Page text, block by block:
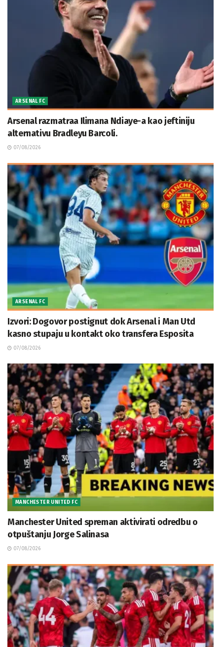
ARSENAL FC
Arsenal razmatraa Ilimana Ndiaye-a kao jeftiniju
alternativu Bradleyu Barcoli.
07/08/2026
ARSENAL FC
Izvori: Dogovor postignut dok Arsenal i Man Utd
kasno stupaju u kontakt oko transfera Esposita
07/08/2026
MANCHESTER UNITED FC
Manchester United spreman aktivirati odredbu o
otpuštanju Jorge Salinasa
07/08/2026